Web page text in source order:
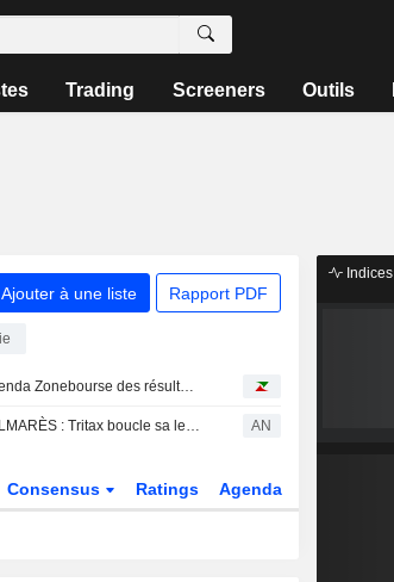
Trading Screeners Outils
Ajouter à une liste Rapport PDF
Agenda Zonebourse des résultats de sociétés : semaine du 10 au 14 août 2026
PALMARÈS : Tritax boucle sa levée de fonds ; Wizz Air bascule dans le rouge AN
Consensus Ratings Agenda
Indices